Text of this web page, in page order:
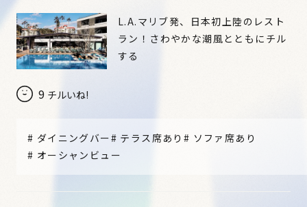
9 チルいね!
L.A.マリブ発、日本初上陸のレスト
ラン！さわやかな潮風とともにチル
する
# ダイニングバー# テラス席あり # ソファ席あり
# オーシャンビュー